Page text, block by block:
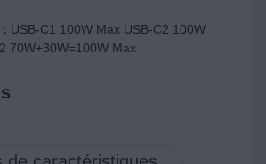
USB-C1 100W Max USB-C2 100W
70W+30W=100W Max